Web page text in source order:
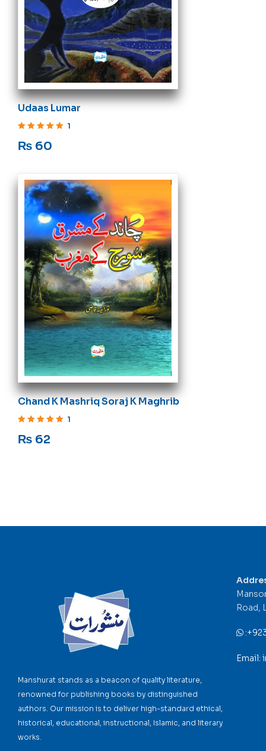
Udaas Lumar
1
₨ 60
Chand K Mashriq Soraj K Maghrib
1
₨ 62
Manshurat stands as a beacon of quality literature,
renowned for publishing books by distinguished
authors. Our mission is to deliver high-standard ethical,
historical, educational, instructional, Islamic, and literary
works.
Road,
:
Email: